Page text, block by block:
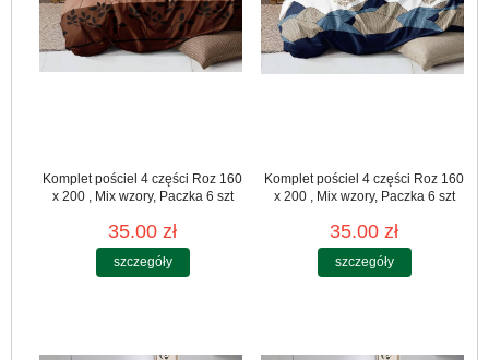
Komplet pościel 4 części Roz 160
x 200 , Mix wzory, Paczka 6 szt
35.00 zł
szczegóły
Komplet pościel 4 części Roz 160
x 200 , Mix wzory, Paczka 6 szt
35.00 zł
szczegóły